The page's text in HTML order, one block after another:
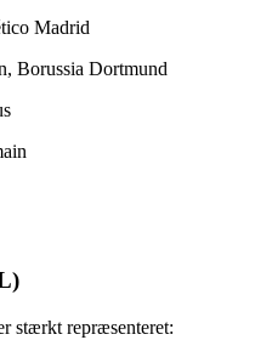
Madrid
Borussia Dortmund
stærkt repræsenteret: